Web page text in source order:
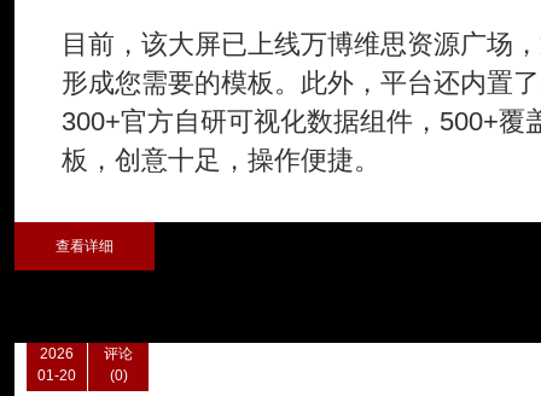
目前，该大屏已上线万博维思资源广场
形成您需要的模板。此外，平台还内置
300+官方自研可视化数据组件，500+覆
板，创意十足，操作便捷。
查看详细
2026
01-20
评论
(0)